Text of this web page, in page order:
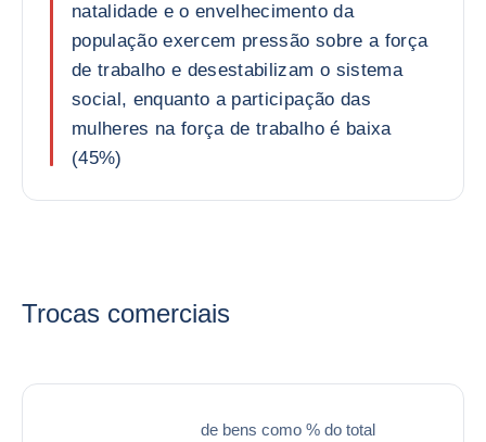
natalidade e o envelhecimento da
população exercem pressão sobre a força
de trabalho e desestabilizam o sistema
social, enquanto a participação das
mulheres na força de trabalho é baixa
(45%)
Trocas comerciais
de bens como % do total